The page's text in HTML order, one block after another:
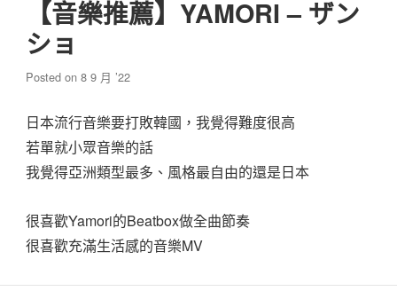
【音樂推薦】YAMORI – ザン
ショ
Posted on8 9 月 ’22
日本流行音樂要打敗韓國，我覺得難度很高
若單就小眾音樂的話
我覺得亞洲類型最多、風格最自由的還是日本
很喜歡Yamori的Beatbox做全曲節奏
很喜歡充滿生活感的音樂MV